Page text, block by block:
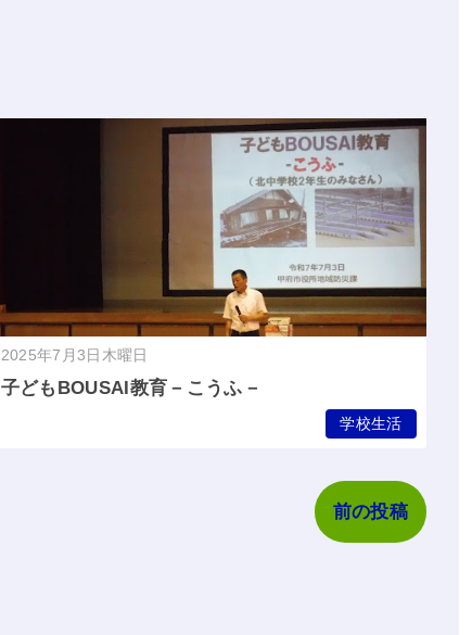
2025年7月3日木曜日
子どもBOUSAI教育－こうふ－
学校生活
前の投稿